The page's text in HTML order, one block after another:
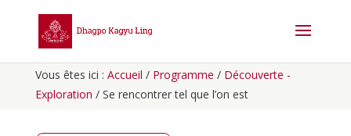
Vous êtes ici : Accueil / Programme / Découverte -
Exploration / Se rencontrer tel que l’on est